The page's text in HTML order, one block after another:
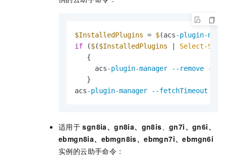
$InstalledPlugins = $(acs-plugin-
if ($($InstalledPlugins
Select-
   {
     acs
-plugin-manager --remove
--
   }
acs-plugin-manager --fetchTimeout
适用于 sgn8ia、gn8ia、gn8is、 gn7i、gn6i、
ebmgn8ia、ebmgn8is、ebmgn7i、ebmgn6i
实例的云助手命令：